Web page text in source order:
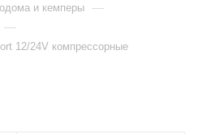
и кемперы —
—
12/24V компрессорные